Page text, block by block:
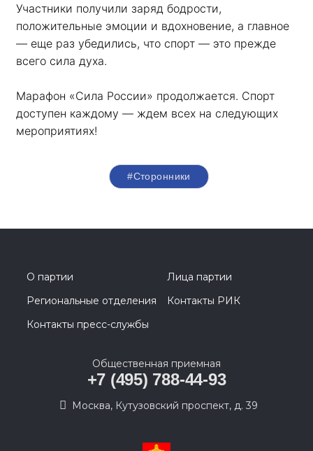
Участники получили заряд бодрости,
положительные эмоции и вдохновение, а главное
— еще раз убедились, что спорт — это прежде
всего сила духа.
Марафон «Сила России» продолжается. Спорт
доступен каждому — ждем всех на следующих
мероприятиях!
#Сторонники
О партии
Лица партии
Региональные отделения
Контакты РИК
Контакты пресс-службы
Общественная приемная
+7 (495) 788-44-93
Москва, Кутузовский проспект, д. 39